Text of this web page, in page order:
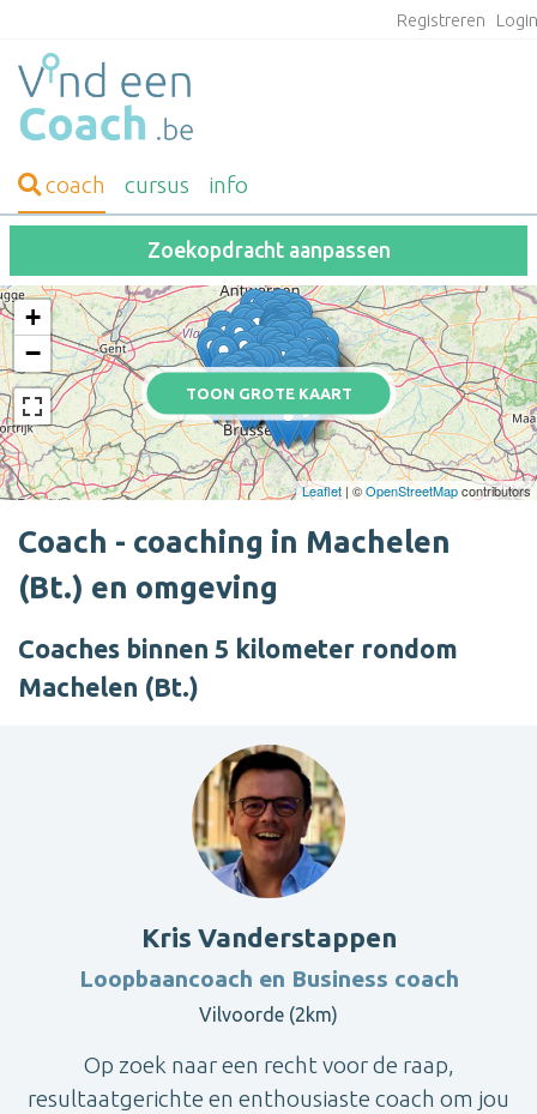
Registreren
coach cursus info
Zoekopdracht aanpassen
TOON GROTE KAART
+
−
Leaflet| ©OpenStreetMapcontributors
Coach - coaching in Machelen
(Bt.) en omgeving
Coaches binnen 5 kilometer rondom
Machelen (Bt.)
Kris Vanderstappen
Loopbaancoach en Business coach
Vilvoorde (2km)
Op zoek naar een recht voor de raap,
resultaatgerichte en enthousiaste coach om jou